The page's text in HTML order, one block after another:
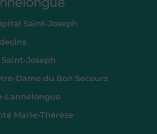
Saint-Joseph
Joseph
Dame du Bon Secours
Lannelongue
Marie-Thérèse